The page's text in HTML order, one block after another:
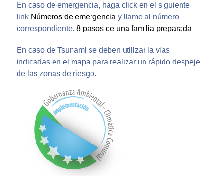
En caso de emergencia, haga click en el siguiente
link Números de emergencia y llame al número
correspondiente. 8 pasos de una familia preparada
En caso de Tsunami se deben utilizar la vías
indicadas en el mapa para realizar un rápido despeje
de las zonas de riesgo.